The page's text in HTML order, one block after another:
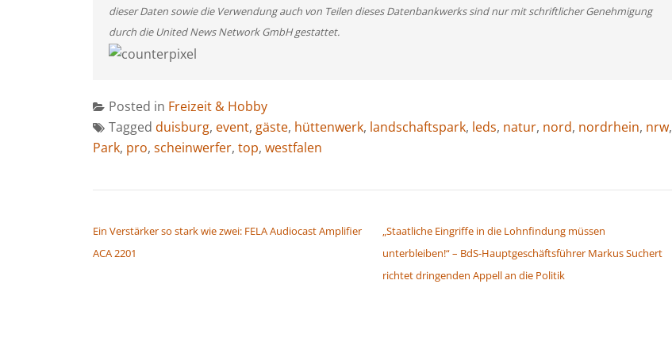
dieser Daten sowie die Verwendung auch von Teilen dieses Datenbankwerks sind nur mit schriftlicher Genehmigung
durch die United News Network GmbH gestattet.
Posted in Freizeit & Hobby
Tagged duisburg, event, gäste, hüttenwerk, landschaftspark, leds, natur, nord, nordrhein, nrw,
Park, pro, scheinwerfer, top, westfalen
Ein Verstärker so stark wie zwei: FELA Audiocast Amplifier
ACA 2201
„Staatliche Eingriffe in die Lohnfindung müssen
unterbleiben!“ – BdS-Hauptgeschäftsführer Markus Suchert
richtet dringenden Appell an die Politik